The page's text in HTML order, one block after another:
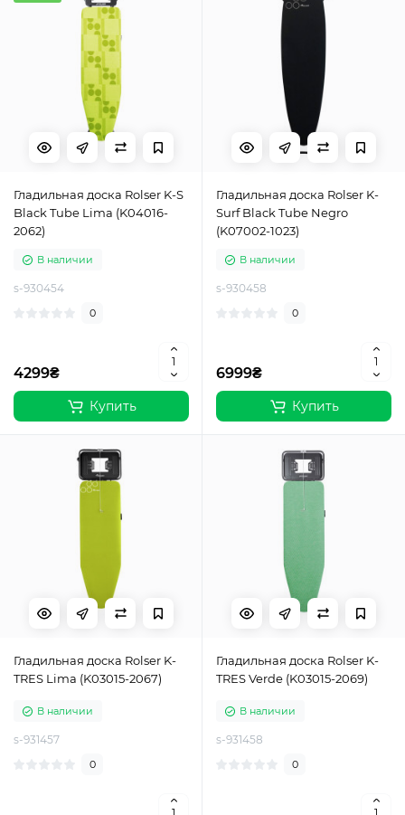
Гладильная доска Rolser K-S
Black Tube Lima (K04016-
2062)
В наличии
s-930454
0
4299₴
Купить
Гладильная доска Rolser K-
Surf Black Tube Negro
(K07002-1023)
В наличии
s-930458
0
6999₴
Купить
Гладильная доска Rolser K-
TRES Lima (K03015-2067)
В наличии
s-931457
0
Гладильная доска Rolser K-
TRES Verde (K03015-2069)
В наличии
s-931458
0